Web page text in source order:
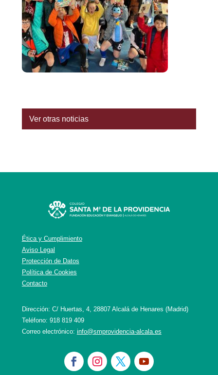
Ver otras noticias
Ética y Cumplimiento
Aviso Legal
Protección de Datos
Política de Cookies
Contacto
Dirección: C/ Huertas, 4, 28807 Alcalá de Henares (Madrid)
Teléfono: 918 819 409
Correo electrónico: info@smprovidencia-alcala.es